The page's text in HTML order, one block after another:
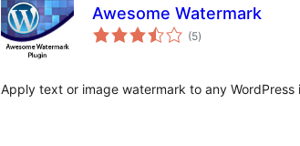
Awesome Watermark
(5puntuacions
totals
)
Apply text or image watermark to any WordPress